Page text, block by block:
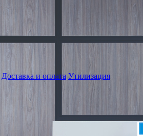
Доставка и оплата Утилизация